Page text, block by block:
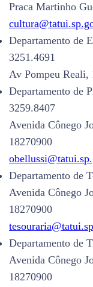
Praca Martinho
Departamento de
3251.4691
Av Pompeu Reali,
Departamento de
3259.8407
Avenida Cônego
18270900
Departamento de
Avenida Cônego
18270900
Departamento de
Avenida Cônego
18270900